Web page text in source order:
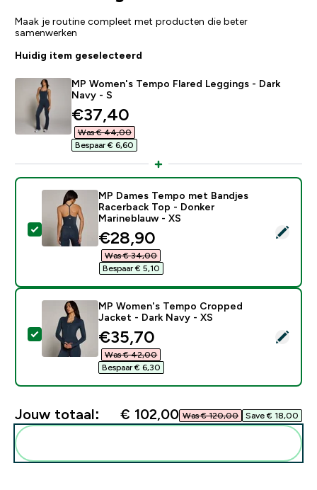
Maak je routine compleet met producten die beter
samenwerken
Huidig item geselecteerd
MP Women's Tempo Flared Leggings - Dark
Navy - S
discounted price
€37,40‎
Was € 44,00‎
Bespaar € 6,60‎
Selecteer dit product - MP Dames Tempo met
MP Dames Tempo met Bandjes
Racerback Top - Donker
Marineblauw - XS
discounted price
€28,90‎
Was € 34,00‎
Bespaar € 5,10‎
Selecteer dit product - MP Women's Tempo Cropped
MP Women's Tempo Cropped
Jacket - Dark Navy - XS
discounted price
€35,70‎
Was € 42,00‎
Bespaar € 6,30‎
Jouw totaal: € 102,00‎ Was € 120,00‎ Save € 18,00‎